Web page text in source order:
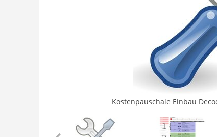
Kostenpauschale Einbau